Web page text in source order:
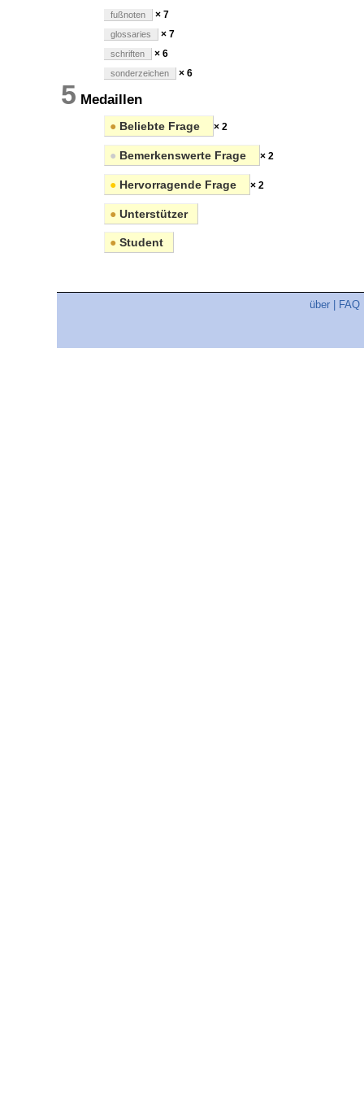
fußnoten × 7
glossaries × 7
schriften × 6
sonderzeichen × 6
5 Medaillen
● Beliebte Frage × 2
● Bemerkenswerte Frage × 2
● Hervorragende Frage × 2
● Unterstützer
● Student
über FAQ